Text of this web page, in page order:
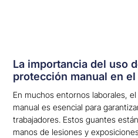
La importancia del uso
protección manual en
En muchos entornos laborales,
manual es esencial para
trabajadores. Estos guantes
manos de lesiones y